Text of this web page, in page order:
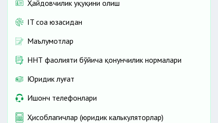
Ҳайдовчилик ҳуқуқини олиш
IT соҳа юзасидан
Маълумотлар
ННТ фаолияти бўйича қонунчилик нормалари
Юридик луғат
Ишонч телефонлари
Ҳисоблагичлар (юридик калькуляторлар)